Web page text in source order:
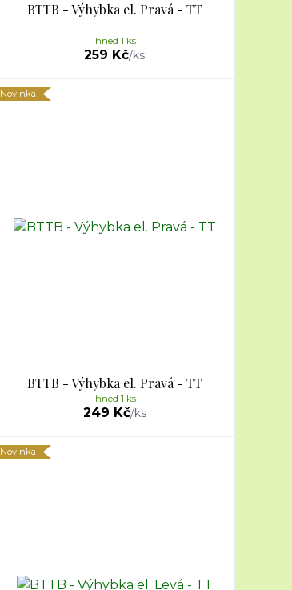
BTTB - Výhybka el. Pravá - TT
259 Kč/ks
ihned 1 ks
Novinka
BTTB - Výhybka el. Pravá - TT
249 Kč/ks
ihned 1 ks
Novinka